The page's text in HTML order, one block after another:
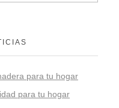
para tu hogar
para tu hogar